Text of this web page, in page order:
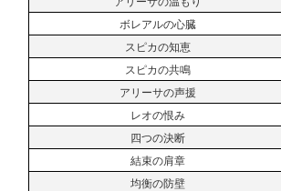
ボレアルの心臓
スピカの知恵
スピカの共鳴
アリーサの声援
レオの恨み
四つの決断
結束の肩章
均衡の防壁